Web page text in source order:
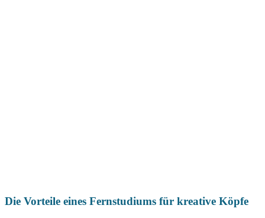
Die Vorteile eines Fernstudiums für kreative Köpfe